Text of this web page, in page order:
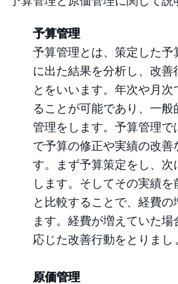
予算管理
予算管理とは、策定した予
に出た結果を分析し、改善
とをいいます。年次や月次
ることが可能であり、一般
管理をします。予算管理で
で予算の修正や実績の改善
す。まず予算策定をし、次
します。そしてその実績を
と比較することで、経費の
ます。経費が増えていた場
応じた改善行動をとりまし
原価管理